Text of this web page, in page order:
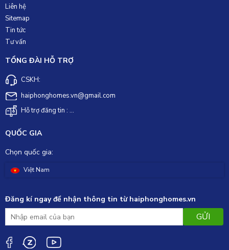
Liên hệ
Sitemap
Tin tức
Tư vấn
TỔNG ĐÀI HỖ TRỢ
CSKH:
haiphonghomes.vn@gmail.com
Hỗ trợ đăng tin : ...
QUỐC GIA
Chọn quốc gia:
Việt Nam
Đăng kí ngay để nhận thông tin từ haiphonghomes.vn
GỬI